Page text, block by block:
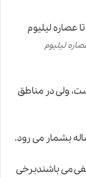
لیلیوم
ولی در مناطق
بشمار می رود.
می باشندبرخی